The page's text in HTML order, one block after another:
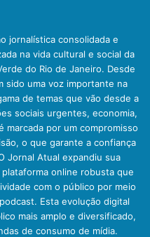
jornalística consolidada e
na vida cultural e social da
do Rio de Janeiro. Desde
sido uma voz importante na
de temas que vão desde a
sociais urgentes, economia,
por um compromisso
o que garante a confiança
Jornal Atual expandiu sua
online robusta que
com o público por meio
Esta evolução digital
mais amplo e diversificado,
de consumo de mídia.